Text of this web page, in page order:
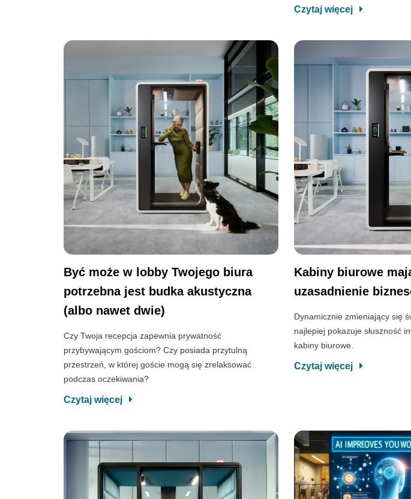
Czytaj więcej
Być może w lobby Twojego biura
potrzebna jest budka akustyczna
(albo nawet dwie)
Czy Twoja recepcja zapewnia prywatność
przybywającym gościom? Czy posiada przytulną
przestrzeń, w której goście mogą się zrelaksować
podczas oczekiwania?
Czytaj więcej
Kabiny biurowe
uzasadnienie
Dynamicznie zmieniający się
najlepiej pokazuje słuszność
kabiny biurowe.
Czytaj więcej